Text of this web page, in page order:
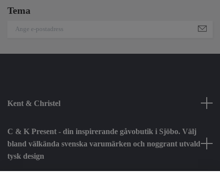
Tema
Kent & Christel
C & K Present - din inspirerande gåvobutik i Sjöbo. Välj
bland välkända svenska varumärken och noggrant utvald
tysk design